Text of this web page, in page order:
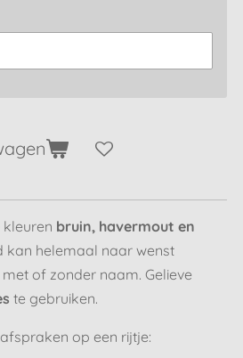
bruin, havermout en
kan helemaal naar wenst
of zonder naam. Gelieve
te gebruiken.
op een rijtje: